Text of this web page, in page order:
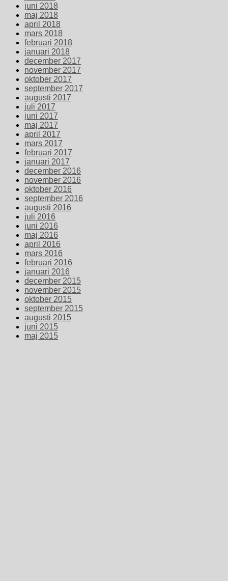
juni 2018
maj 2018
april 2018
mars 2018
februari 2018
januari 2018
december 2017
november 2017
oktober 2017
september 2017
augusti 2017
juli 2017
juni 2017
maj 2017
april 2017
mars 2017
februari 2017
januari 2017
december 2016
november 2016
oktober 2016
september 2016
augusti 2016
juli 2016
juni 2016
maj 2016
april 2016
mars 2016
februari 2016
januari 2016
december 2015
november 2015
oktober 2015
september 2015
augusti 2015
juni 2015
maj 2015